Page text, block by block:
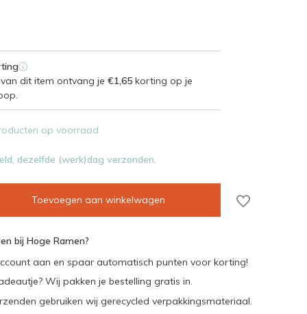
i
dit item ontvang je €1,65korting op je
op voorraad
dezelfde (werk)dag verzonden.
Toevoegen aan winkelwagen
bij Hoge Ramen?
aan en spaar automatisch punten voor korting!
Wij pakken je bestelling gratis in.
gebruiken wij gerecycled verpakkingsmateriaal.